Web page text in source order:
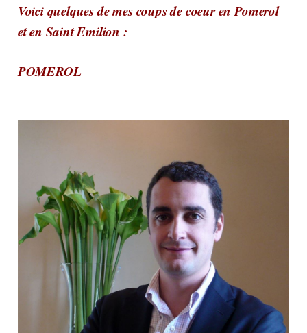
Voici quelques de mes coups de coeur en Pomerol
et en Saint Emilion :
POMEROL